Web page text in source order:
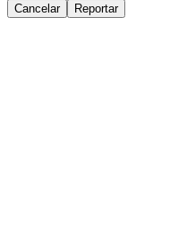
Cancelar Reportar